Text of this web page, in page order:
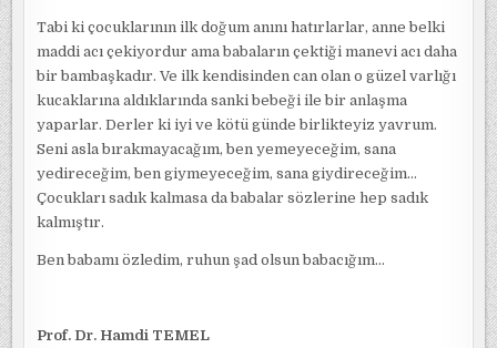
Tabi ki çocuklarının ilk doğum anını hatırlarlar, anne belki
maddi acı çekiyordur ama babaların çektiği manevi acı daha
bir bambaşkadır. Ve ilk kendisinden can olan o güzel varlığı
kucaklarına aldıklarında sanki bebeği ile bir anlaşma
yaparlar. Derler ki iyi ve kötü günde birlikteyiz yavrum.
Seni asla bırakmayacağım, ben yemeyeceğim, sana
yedireceğim, ben giymeyeceğim, sana giydireceğim…
Çocukları sadık kalmasa da babalar sözlerine hep sadık
kalmıştır.
Ben babamı özledim, ruhun şad olsun babacığım…
Prof. Dr. Hamdi TEMEL